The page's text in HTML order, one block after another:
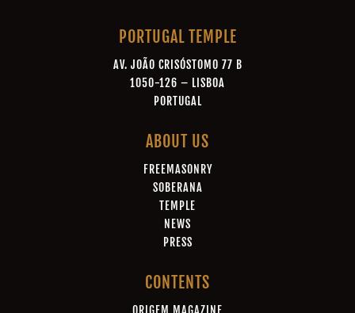
PORTUGAL TEMPLE
AV. JOÃO CRISÓSTOMO 77 B
1050-126 – LISBOA
PORTUGAL
ABOUT US
FREEMASONRY
SOBERANA
TEMPLE
NEWS
PRESS
CONTENTS
ORIGEM MAGAZINE